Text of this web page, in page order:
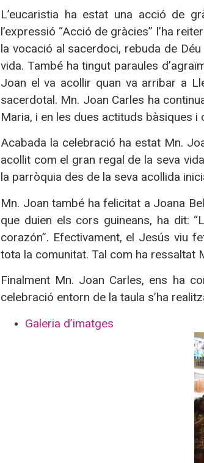
L’eucaristia ha estat una acció de
l’expressió “Acció de gràcies” l’ha
la vocació al sacerdoci, rebuda de
vida. També ha tingut paraules
Joan el va acollir quan va arribar a
sacerdotal. Mn. Joan Carles ha
Maria, i en les dues actituds bàsiques i
Acabada la celebració ha estat Mn.
acollit com el gran regal de la seva
la parròquia des de la seva acollida
Mn. Joan també ha felicitat a Joana
que duien els cors guineans, ha dit:
corazón”. Efectivament, el Jesús viu
tota la comunitat. Tal com ha ressaltat
Finalment Mn. Joan Carles, ens ha
celebració entorn de la taula s’ha
Galeria d’imatges